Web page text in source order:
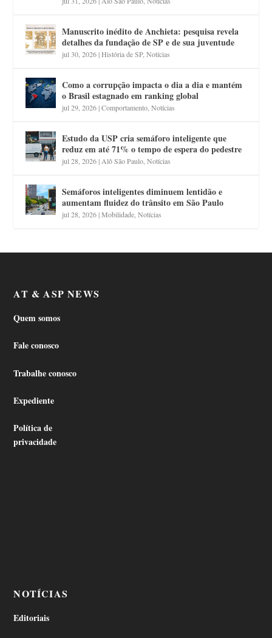
Manuscrito inédito de Anchieta: pesquisa revela
detalhes da fundação de SP e de sua juventude
jul 30, 2026|História de SP,Notícias
Como a corrupção impacta o dia a dia e mantém
o Brasil estagnado em ranking global
jul 29, 2026|Comportamento ,Notícias
Estudo da USP cria semáforo inteligente que
reduz em até 71% o tempo de espera do pedestre
jul 28, 2026| Alô São Paulo ,Notícias
Semáforos inteligentes diminuem lentidão e
aumentam fluidez do trânsito em São Paulo
jul 28, 2026|Mobilidade ,Notícias
AT & ASP NEWS
Quem somos
Fale conosco
Trabalhe conosco
Expediente
Política de
privacidade
NOTÍCIAS
Editoriais